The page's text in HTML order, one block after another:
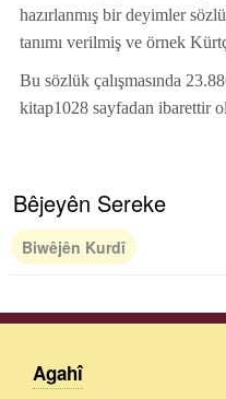
hazırlanmış bir deyimler
tanımı verilmiş ve örnek
Bu sözlük çalışmasında
kitap1028 sayfadan ibarettir
Bêjeyên Sereke
Biwêjên Kurdî
Agahî